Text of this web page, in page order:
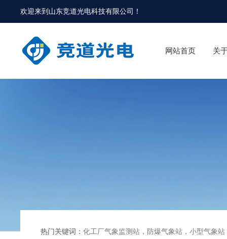
欢迎来到 山东竞道光电科技有限公司 ！
网站首页 关
热门关键词： 化工厂气象监测站，防爆气象站，小型气象站，化